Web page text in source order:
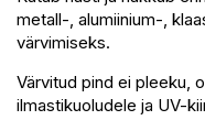
metall-, alumiinium-,
värvimiseks.
Värvitud pind ei pleeku,
ilmastikuoludele ja UV-